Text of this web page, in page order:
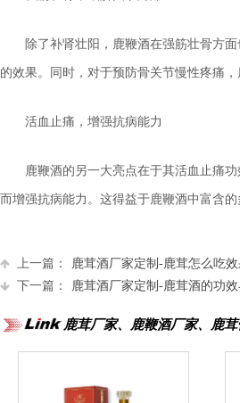
除了补肾壮阳，鹿鞭酒在强筋壮骨方
的效果。同时，对于预防骨关节慢性疼痛
活血止痛，增强抗病能力
鹿鞭酒的另一大亮点在于其活血止痛
而增强抗病能力。这得益于鹿鞭酒中富含
上一篇：
鹿茸酒厂家定制-鹿茸怎么吃
下一篇：
鹿茸酒厂家定制-鹿茸酒的功效
鹿茸厂家、鹿鞭酒厂家、鹿